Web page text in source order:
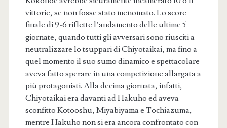
vittorie, se non fosse stato menomato. Lo score
finale di 9-6 riflette l’andamento delle ultime 5
giornate, quando tutti gli avversari sono riusciti a
neutralizzare lo tsuppari di Chiyotaikai, ma fino a
quel momento il suo sumo dinamico e spettacolare
aveva fatto sperare in una competizione allargata a
più protagonisti. Alla decima giornata, infatti,
Chiyotaikai era davanti ad Hakuho ed aveva
sconfitto Kotooshu, Miyabiyama e Tochiazuma,
mentre Hakuho non si era ancora confrontato con